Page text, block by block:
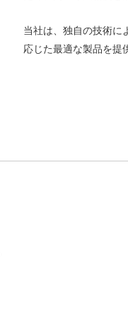
当社は、独自の技術に
応じた最適な製品を提